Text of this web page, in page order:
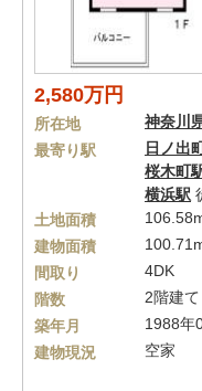
2,580万円
所在地 神奈川
最寄り駅
日ノ出
桜木町
横浜駅
土地面積
建物面積
間取り
4DK
階数
2階建て
築年月
1988年
建物現況
空家